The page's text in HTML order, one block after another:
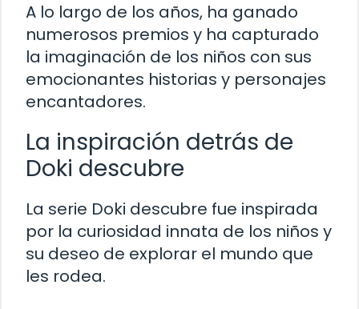
A lo largo de los años, ha ganado
numerosos premios y ha capturado
la imaginación de los niños con sus
emocionantes historias y personajes
encantadores.
La inspiración detrás de
Doki descubre
La serie Doki descubre fue inspirada
por la curiosidad innata de los niños y
su deseo de explorar el mundo que
les rodea.